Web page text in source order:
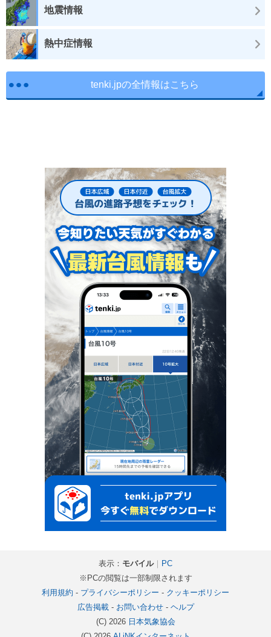
地震情報
熱中症情報
tenki.jpの全情報はこちら
表示： モバイル｜
PC
※PCの閲覧は一部制限されます
利用規約 - プライバシーポリシー - クッキーポリシー
広告掲載- お問い合わせ- ヘルプ
(C) 2026 日本気象協会